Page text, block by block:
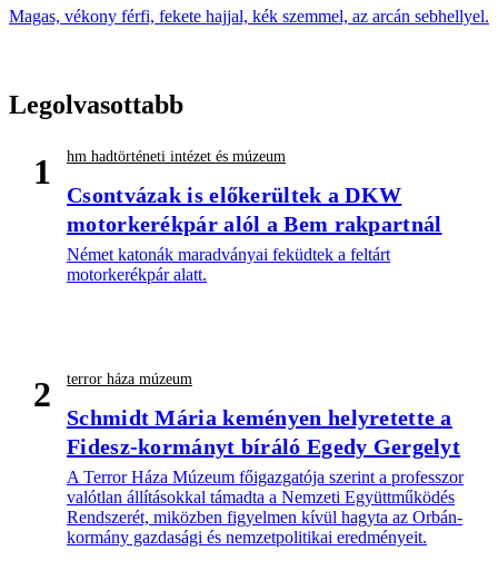
Magas, vékony férfi, fekete hajjal, kék szemmel, az arcán sebhellyel.
Legolvasottabb
1 hm hadtörténeti intézet és múzeum
Csontvázak is előkerültek a DKW
motorkerékpár alól a Bem rakpartnál
Német katonák maradványai feküdtek a feltárt
motorkerékpár alatt.
2 terror háza múzeum
Schmidt Mária keményen helyretette a
Fidesz-kormányt bíráló Egedy Gergelyt
A Terror Háza Múzeum főigazgatója szerint a professzor
valótlan állításokkal támadta a Nemzeti Együttműködés
Rendszerét, miközben figyelmen kívül hagyta az Orbán-
kormány gazdasági és nemzetpolitikai eredményeit.